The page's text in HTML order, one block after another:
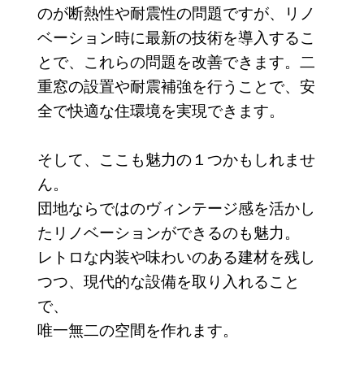
のが断熱性や耐震性の問題ですが、リノ
ベーション時に最新の技術を導入するこ
とで、これらの問題を改善できます。二
重窓の設置や耐震補強を行うことで、安
全で快適な住環境を実現できます。
そして、ここも魅力の１つかもしれませ
ん。
団地ならではのヴィンテージ感を活かし
たリノベーションができるのも魅力。
レトロな内装や味わいのある建材を残し
つつ、現代的な設備を取り入れること
で、
唯一無二の空間を作れます。